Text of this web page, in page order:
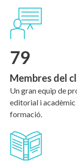
79
Membres del
Un gran equip de
editorial i acadèmic
formació.